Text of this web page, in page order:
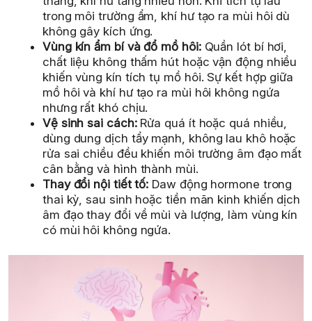
trong môi trường ẩm, khí hư tạo ra mùi hôi dù
không gây kích ứng.
Vùng kín ẩm bí và đổ mồ hôi:Quần lót bí hơi,
chất liệu không thấm hút hoặc vận động nhiều
khiến vùng kín tích tụ mồ hôi. Sự kết hợp giữa
mồ hôi và khí hư tạo ra mùi hôi không ngứa
nhưng rất khó chịu.
Vệ sinh sai cách:Rửa quá ít hoặc quá nhiều,
dùng dung dịch tẩy mạnh, không lau khô hoặc
rửa sai chiều đều khiến môi trường âm đạo mất
cân bằng và hình thành mùi.
Thay đổi nội tiết tố: Daw động hormone trong
thai kỳ, sau sinh hoặc tiền mãn kinh khiến dịch
âm đạo thay đổi về mùi và lượng, làm vùng kín
có mùi hôi không ngứa.